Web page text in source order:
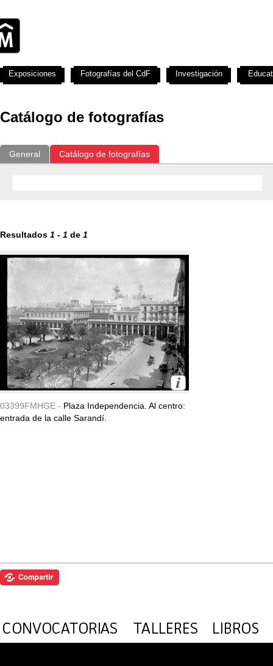
Catálogo de fotografías
General Catálogo de fotografías
Resultados 1 - 1 de 1
03399FMHGE - Plaza Independencia. Al centro:
entrada de la calle Sarandí.
Exposiciones Fotografías del CdF Investigación